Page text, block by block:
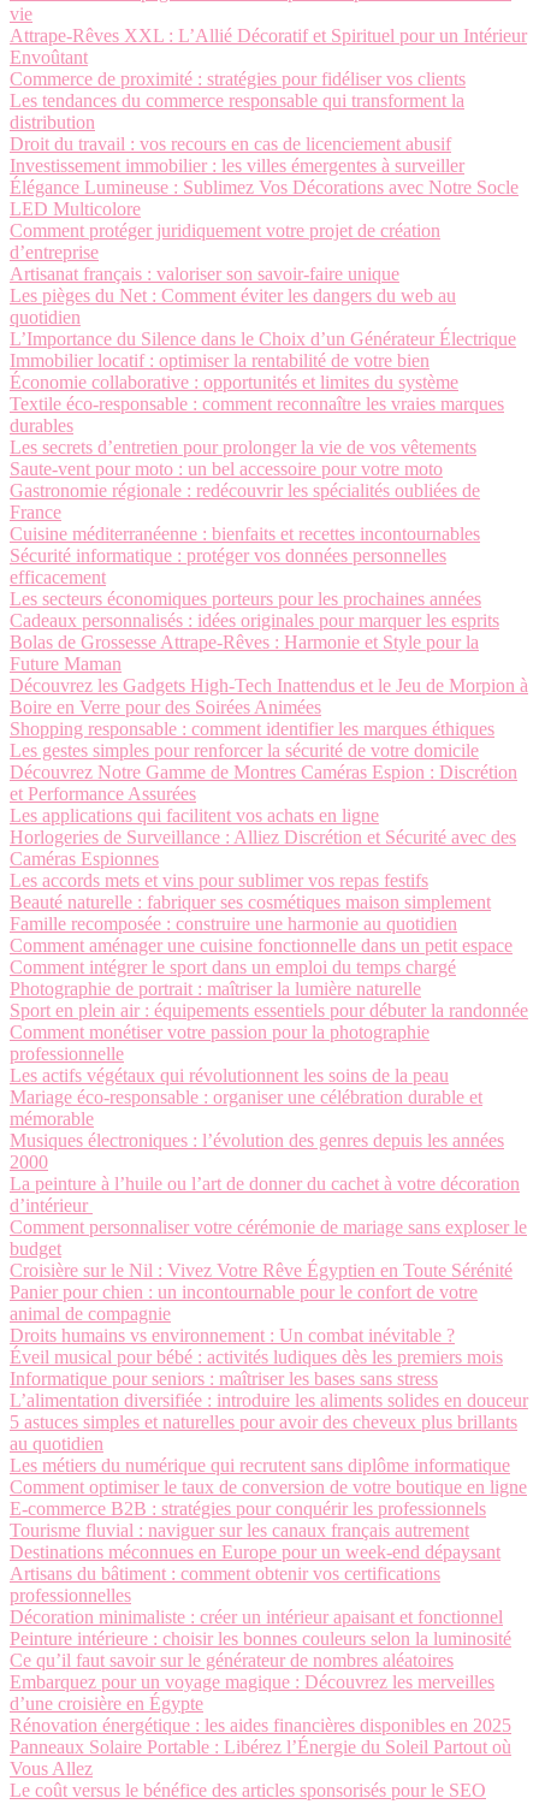
vie
Attrape-Rêves XXL : L’Allié Décoratif et Spirituel pour un Intérieur
Envoûtant
Commerce de proximité : stratégies pour fidéliser vos clients
Les tendances du commerce responsable qui transforment la
distribution
Droit du travail : vos recours en cas de licenciement abusif
Investissement immobilier : les villes émergentes à surveiller
Élégance Lumineuse : Sublimez Vos Décorations avec Notre Socle
LED Multicolore
Comment protéger juridiquement votre projet de création
d’entreprise
Artisanat français : valoriser son savoir-faire unique
Les pièges du Net : Comment éviter les dangers du web au
quotidien
L’Importance du Silence dans le Choix d’un Générateur Électrique
Immobilier locatif : optimiser la rentabilité de votre bien
Économie collaborative : opportunités et limites du système
Textile éco-responsable : comment reconnaître les vraies marques
durables
Les secrets d’entretien pour prolonger la vie de vos vêtements
Saute-vent pour moto : un bel accessoire pour votre moto
Gastronomie régionale : redécouvrir les spécialités oubliées de
France
Cuisine méditerranéenne : bienfaits et recettes incontournables
Sécurité informatique : protéger vos données personnelles
efficacement
Les secteurs économiques porteurs pour les prochaines années
Cadeaux personnalisés : idées originales pour marquer les esprits
Bolas de Grossesse Attrape-Rêves : Harmonie et Style pour la
Future Maman
Découvrez les Gadgets High-Tech Inattendus et le Jeu de Morpion à
Boire en Verre pour des Soirées Animées
Shopping responsable : comment identifier les marques éthiques
Les gestes simples pour renforcer la sécurité de votre domicile
Découvrez Notre Gamme de Montres Caméras Espion : Discrétion
et Performance Assurées
Les applications qui facilitent vos achats en ligne
Horlogeries de Surveillance : Alliez Discrétion et Sécurité avec des
Caméras Espionnes
Les accords mets et vins pour sublimer vos repas festifs
Beauté naturelle : fabriquer ses cosmétiques maison simplement
Famille recomposée : construire une harmonie au quotidien
Comment aménager une cuisine fonctionnelle dans un petit espace
Comment intégrer le sport dans un emploi du temps chargé
Photographie de portrait : maîtriser la lumière naturelle
Sport en plein air : équipements essentiels pour débuter la randonnée
Comment monétiser votre passion pour la photographie
professionnelle
Les actifs végétaux qui révolutionnent les soins de la peau
Mariage éco-responsable : organiser une célébration durable et
mémorable
Musiques électroniques : l’évolution des genres depuis les années
2000
La peinture à l’huile ou l’art de donner du cachet à votre décoration
d’intérieur
Comment personnaliser votre cérémonie de mariage sans exploser le
budget
Croisière sur le Nil : Vivez Votre Rêve Égyptien en Toute Sérénité
Panier pour chien : un incontournable pour le confort de votre
animal de compagnie
Droits humains vs environnement : Un combat inévitable ?
Éveil musical pour bébé : activités ludiques dès les premiers mois
Informatique pour seniors : maîtriser les bases sans stress
L’alimentation diversifiée : introduire les aliments solides en douceur
5 astuces simples et naturelles pour avoir des cheveux plus brillants
au quotidien
Les métiers du numérique qui recrutent sans diplôme informatique
Comment optimiser le taux de conversion de votre boutique en ligne
E-commerce B2B : stratégies pour conquérir les professionnels
Tourisme fluvial : naviguer sur les canaux français autrement
Destinations méconnues en Europe pour un week-end dépaysant
Artisans du bâtiment : comment obtenir vos certifications
professionnelles
Décoration minimaliste : créer un intérieur apaisant et fonctionnel
Peinture intérieure : choisir les bonnes couleurs selon la luminosité
Ce qu’il faut savoir sur le générateur de nombres aléatoires
Embarquez pour un voyage magique : Découvrez les merveilles
d’une croisière en Égypte
Rénovation énergétique : les aides financières disponibles en 2025
Panneaux Solaire Portable : Libérez l’Énergie du Soleil Partout où
Vous Allez
Le coût versus le bénéfice des articles sponsorisés pour le SEO